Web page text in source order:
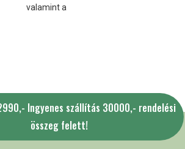
valamint a
Ingyenes szállítás 30000,- rendelési
összeg felett!